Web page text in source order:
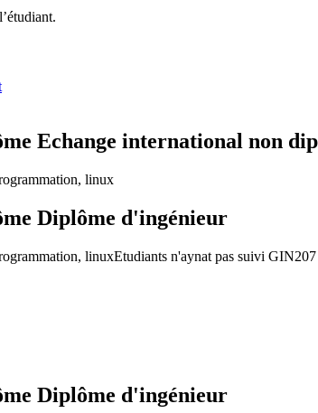
Echange international non
linux
Diplôme d'ingénieur
linuxEtudiants n'aynat pas suivi
Diplôme d'ingénieur